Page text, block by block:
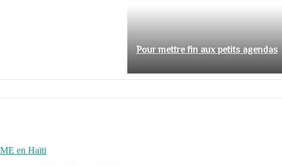
Pour mettre fin aux petits agendas